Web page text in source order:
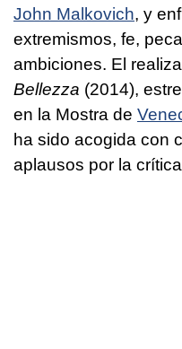
John Malkovich, y
extremismos, fe,
ambiciones. El
Bellezza (2014),
en la Mostra de
ha sido acogida con
aplausos por la